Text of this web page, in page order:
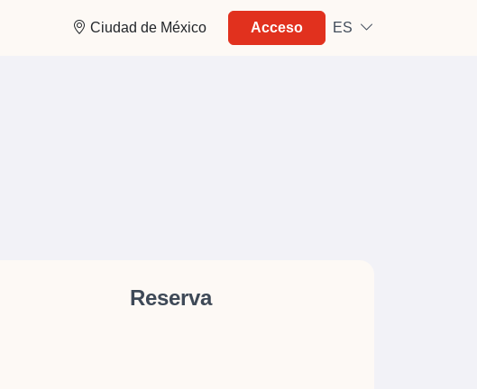
Ciudad de México Acceso ES
Reserva